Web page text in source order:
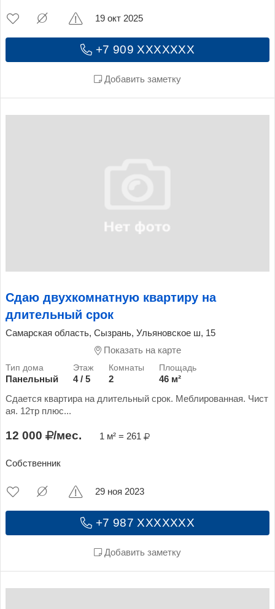
+7 909 XXXXXXX
Добавить заметку
19 окт 2025
Сдаю двухкомнатную квартиру на
длительный срок
Самарская область, Сызрань, Ульяновское ш, 15
Показать на карте
Панельный 4 / 5 2
46 м²
Сдается квартира на длительный срок. Меблированная. Чист
ая. 12тр плюс...
12 000 /мес. 1 м² = 261
Собственник
+7 987 XXXXXXX
Добавить заметку
29 ноя 2023